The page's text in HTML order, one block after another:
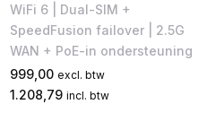
WiFi 6 | Dual-SIM +
SpeedFusion failover | 2.5G
WAN + PoE-in ondersteuning
999,00 excl. btw
1.208,79 incl. btw